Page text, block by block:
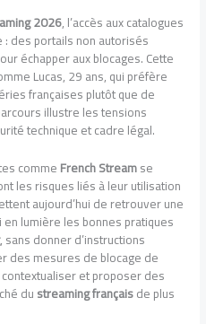
2026, l’accès aux catalogues
des portails non autorisés
échapper aux blocages. Cette
Lucas, 29 ans, qui préfère
françaises plutôt que de
illustre les tensions
technique et cadre légal.
commeFrench Streamse
les risques liés à leur utilisation
aujourd’hui de retrouver une
lumière les bonnes pratiques
, sans donner d’instructions
des mesures de blocage de
et proposer des
dustreaming françaisde plus